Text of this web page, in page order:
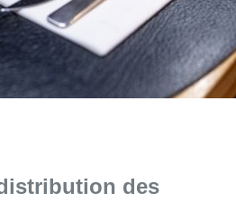
l'article "“Les exploitants Horeca
des